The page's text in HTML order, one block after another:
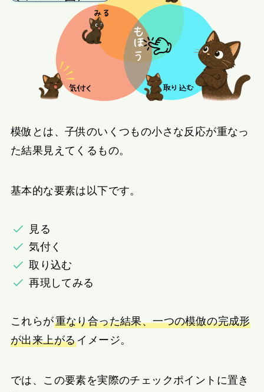
模倣とは、子供のいくつもの小さな反応が重なっ
た結果見えてくるもの。
基本的な要素は以下です。
見る
気付く
取り込む
再現してみる
これらが重なり合った結果、一つの模倣の完成形
が出来上がるイメージ。
では、この要素を実際のチェックポイントに置き